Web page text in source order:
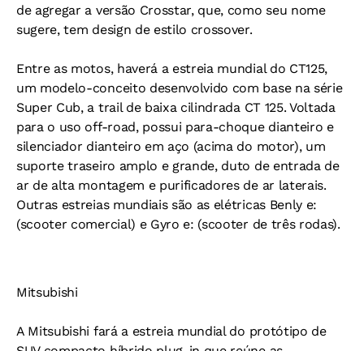
de agregar a versão Crosstar, que, como seu nome
sugere, tem design de estilo crossover.
Entre as motos, haverá a estreia mundial do CT125,
um modelo-conceito desenvolvido com base na série
Super Cub, a trail de baixa cilindrada CT 125. Voltada
para o uso off-road, possui para-choque dianteiro e
silenciador dianteiro em aço (acima do motor), um
suporte traseiro amplo e grande, duto de entrada de
ar de alta montagem e purificadores de ar laterais.
Outras estreias mundiais são as elétricas Benly e:
(scooter comercial) e Gyro e: (scooter de três rodas).
Mitsubishi
A Mitsubishi fará a estreia mundial do protótipo de